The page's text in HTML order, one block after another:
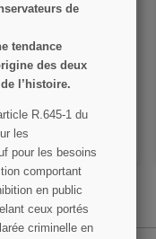
de maintenance
US Army, 1942
145,00 €
VOIR LE DÉTAIL
AU PANIER
de
tendance
des deux
l’histoire.
R.645­-1 du
les
pour les besoins
comportant
en public
ceux portés
criminelle en